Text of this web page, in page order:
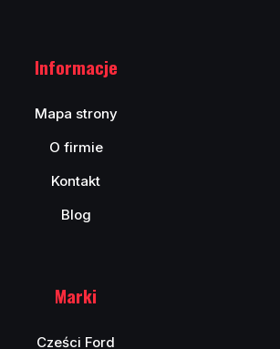
Informacje
Mapa strony
O firmie
Kontakt
Blog
Marki
Cześci Ford